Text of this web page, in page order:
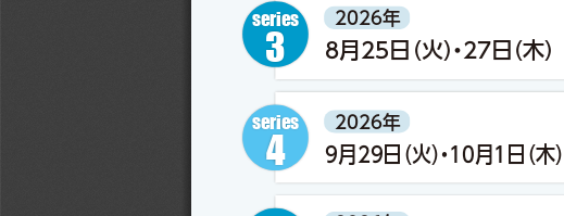
2026年
series
3
2026年
series
4
8月25日（火）・27日（木）
9月29日（火）・10月1日（木）